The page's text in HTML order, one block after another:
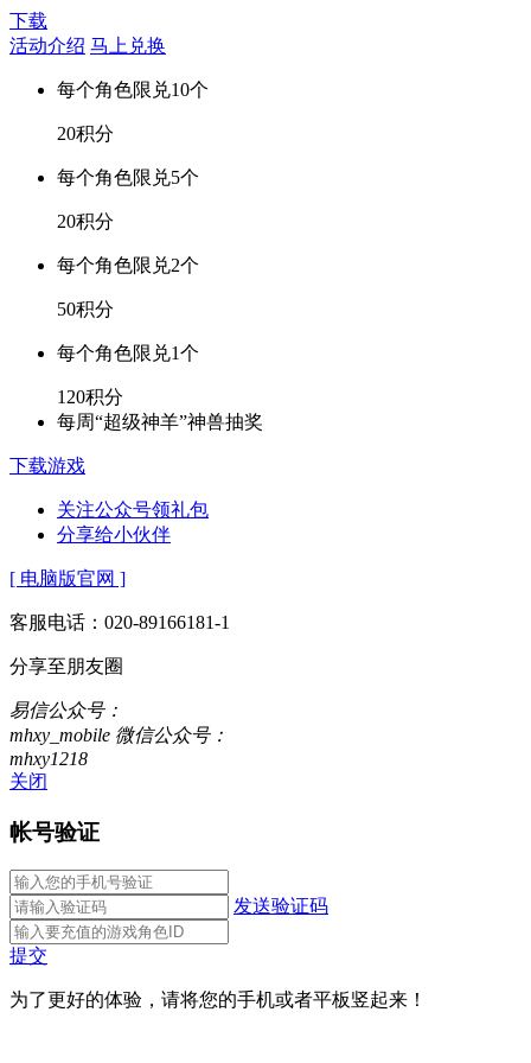
下载
活动介绍 马上兑换
每个角色限兑10个
20积分
每个角色限兑5个
20积分
每个角色限兑2个
50积分
每个角色限兑1个
120积分
每周“超级神羊”神兽抽奖
下载游戏
关注公众号领礼包
分享给小伙伴
[ 电脑版官网 ]
客服电话：020-89166181-1
分享至朋友圈
易信公众号：
mhxy_mobile 微信公众号：
mhxy1218
关闭
帐号验证
发送验证码
提交
为了更好的体验，请将您的手机或者平板竖起来！